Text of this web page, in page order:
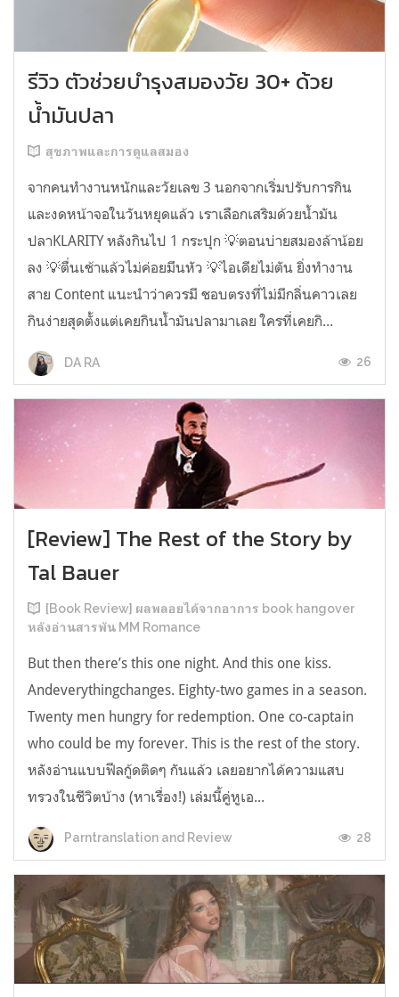
รีวิว ตัวช่วยบำรุงสมองวัย 30+ ด้วย
น้ำมันปลา
สุขภาพและการดูแลสมอง
จากคนทำงานหนักและวัยเลข 3 นอกจากเริ่มปรับการกิน
และงดหน้าจอในวันหยุดแล้ว เราเลือกเสริมด้วยน้ำมัน
ปลาKLARITY หลังกินไป 1 กระปุก 💡ตอนบ่ายสมองล้าน้อย
ลง 💡ตื่นเช้าแล้วไม่ค่อยมึนหัว 💡ไอเดียไม่ตัน ยิ่งทำงาน
สาย Content แนะนำว่าควรมี ชอบตรงที่ไม่มีกลิ่นคาวเลย
กินง่ายสุดตั้งแต่เคยกินน้ำมันปลามาเลย ใครที่เคยกิ...
DA RA 26
[Review] The Rest of the Story by
Tal Bauer
[Book Review] ผลพลอยได้จากอาการ book hangover
หลังอ่านสารพัน MM Romance
But then there’s this one night. And this one kiss.
Andeverythingchanges. Eighty-two games in a season.
Twenty men hungry for redemption. One co-captain
who could be my forever. This is the rest of the story.
หลังอ่านแบบฟีลกู้ดติดๆ กันแล้ว เลยอยากได้ความแสบ
ทรวงในชีวิตบ้าง (หาเรื่อง!) เล่มนี้คู่หูเอ...
Parntranslation and Review 28